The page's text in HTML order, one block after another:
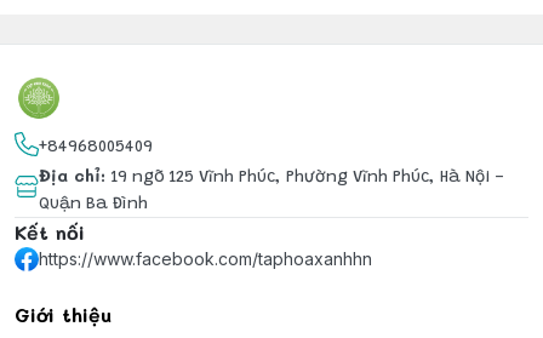
+84968005409
Địa chỉ: 19 ngõ 125 Vĩnh Phúc, Phường Vĩnh Phúc, Hà Nội -
Quận Ba Đình
Kết nối
https://www.facebook.com/taphoaxanhhn
Giới thiệu